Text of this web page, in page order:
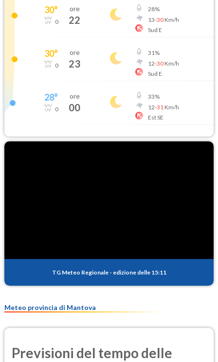
30°
0
ore
22
28%
13-30Km/h
Sud E
30°
0
ore
23
31%
12-30Km/h
Sud E
28°
0
ore
00
33%
12-31 Km/h
Est SE
TG Meteo Regionale - edizione delle 15:11
Meteo provincia di Mantova
Previsioni del tempo delle